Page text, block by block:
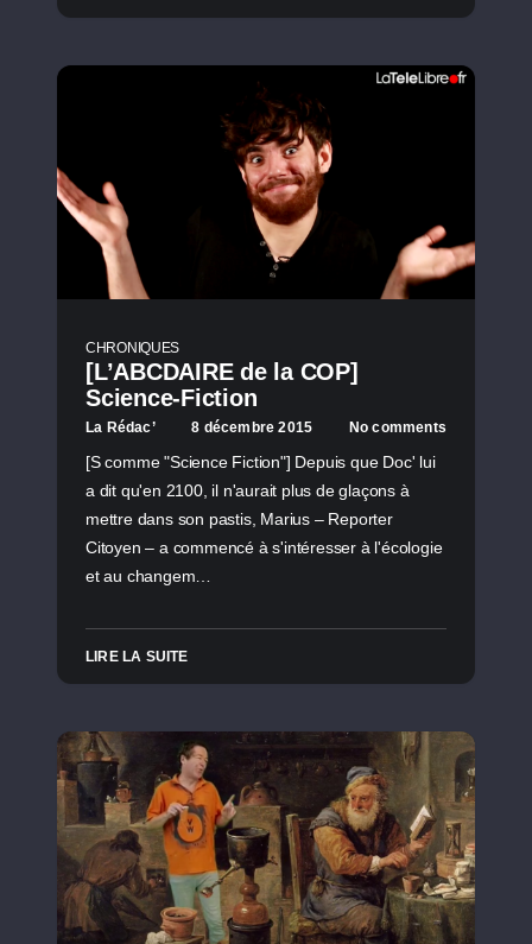
CHRONIQUES
[L’ABCDAIRE de la COP]
Science-Fiction
La Rédac’ 8 décembre 2015 No comments
[S comme "Science Fiction"] Depuis que Doc' lui
a dit qu'en 2100, il n'aurait plus de glaçons à
mettre dans son pastis, Marius – Reporter
Citoyen – a commencé à s'intéresser à l'écologie
et au changem…
LIRE LA SUITE